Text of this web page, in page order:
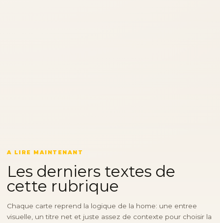
A LIRE MAINTENANT
Les derniers textes de
cette rubrique
Chaque carte reprend la logique de la home: une entree
visuelle, un titre net et juste assez de contexte pour choisir la